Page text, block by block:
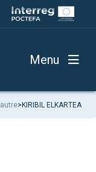
Menu
autre>KIRIBIL ELKARTEA